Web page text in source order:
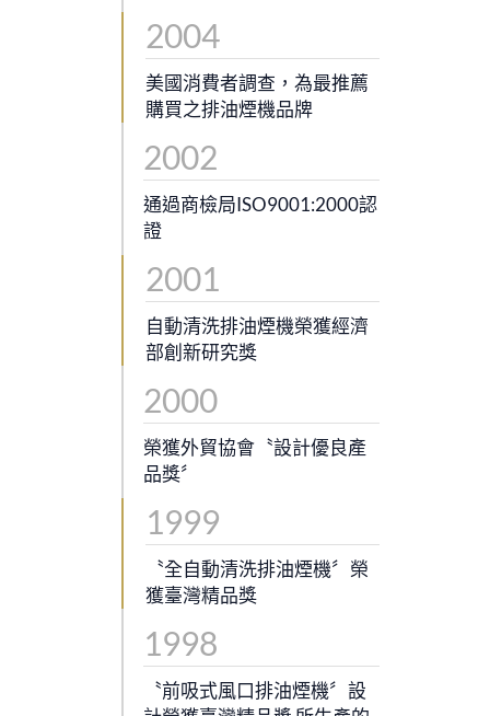
2004
美國消費者調查，為最推薦
購買之排油煙機品牌
2002
通過商檢局ISO9001:2000認
證
2001
自動清洗排油煙機榮獲經濟
部創新研究獎
2000
榮獲外貿協會〝設計優良產
品獎〞
1999
〝全自動清洗排油煙機〞榮
獲臺灣精品獎
1998
〝前吸式風口排油煙機〞設